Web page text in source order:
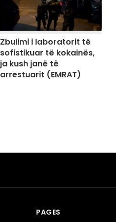
Zbulimi i laboratorit të
sofistikuar të kokainës,
ja kush janë të
arrestuarit (EMRAT)
PAGES